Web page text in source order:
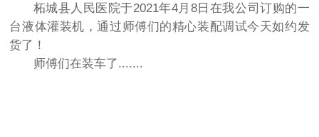
柘城县人民医院于2021年4月8日在我公司订购的一
台液体灌装机，通过师傅们的精心装配调试今天如约发
货了！
师傅们在装车了.......